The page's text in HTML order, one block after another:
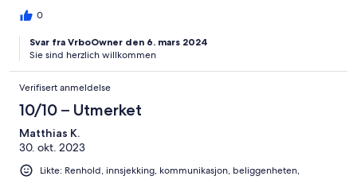
0
Svar fra VrboOwner den 6. mars 2024
Sie sind herzlich willkommen
Verifisert anmeldelse
10/10 – Utmerket
Matthias K.
30. okt. 2023
Likte: Renhold, innsjekking, kommunikasjon, beliggenheten,